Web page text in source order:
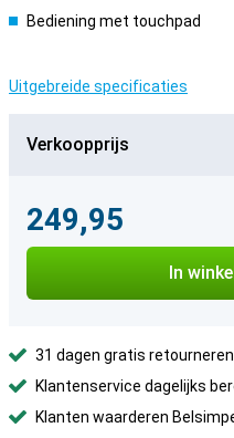
Bediening met touchpad
Uitgebreide specificaties
Verkoopprijs
249,95
In
31 dagen gratis retourneren
Klantenservice dagelijks
Klanten waarderen